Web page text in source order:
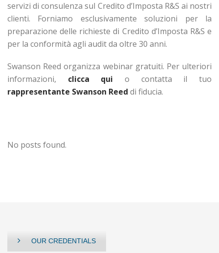
servizi di consulenza sul Credito d’Imposta R&S ai nostri
clienti. Forniamo esclusivamente soluzioni per la
preparazione delle richieste di Credito d’Imposta R&S e
per la conformità agli audit da oltre 30 anni.
Swanson Reed organizza webinar gratuiti. Per ulteriori
informazioni, clicca qui o contatta il tuo
rappresentante Swanson Reed di fiducia.
No posts found.
OUR CREDENTIALS